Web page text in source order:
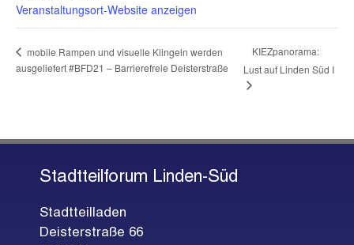
Veranstaltungsort-Website anzeigen
mobile Rampen und visuelle Klingeln werden
ausgeliefert #BFD21 – Barrierefreie Deisterstraße
KIEZpanorama:
Lust auf Linden Süd I
Stadtteilforum Linden-Süd
Stadtteilladen
Deisterstraße 66